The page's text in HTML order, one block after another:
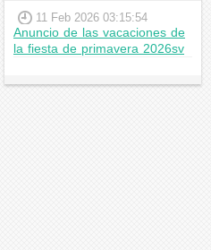
11 Feb 2026 03:15:54
Anuncio de las vacaciones de
la fiesta de primavera 2026sv